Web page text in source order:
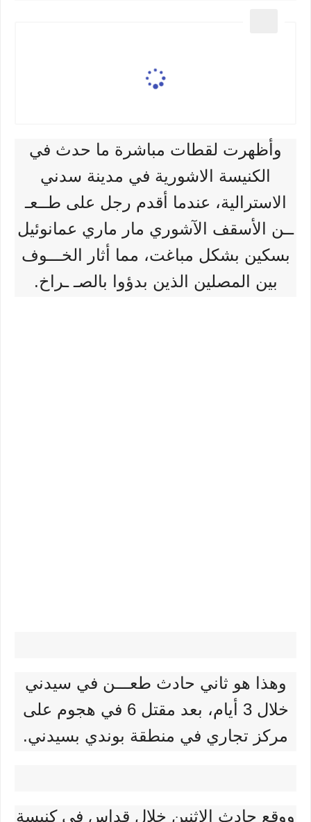
وأظهرت لقطات مباشرة ما حدث في
الكنيسة الاشورية في مدينة سدني
الاسترالية، عندما أقدم رجل على طــعـ
ــن الأسقف الآشوري مار ماري عمانوئيل
بسكين بشكل مباغت، مما أثار الخـــوف
بين المصلين الذين بدؤوا بالصـ ـراخ.
وهذا هو ثاني حادث طعـــن في سيدني
خلال 3 أيام، بعد مقتل 6 في هجوم على
مركز تجاري في منطقة بوندي بسيدني.
ووقع حادث الإثنين خلال قداس في كنيسة